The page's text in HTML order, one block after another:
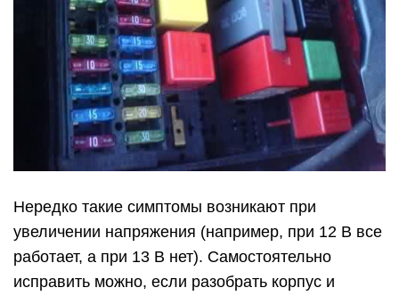
Нередко такие симптомы возникают при
увеличении напряжения (например, при 12 В все
работает, а при 13 В нет). Самостоятельно
исправить можно, если разобрать корпус и